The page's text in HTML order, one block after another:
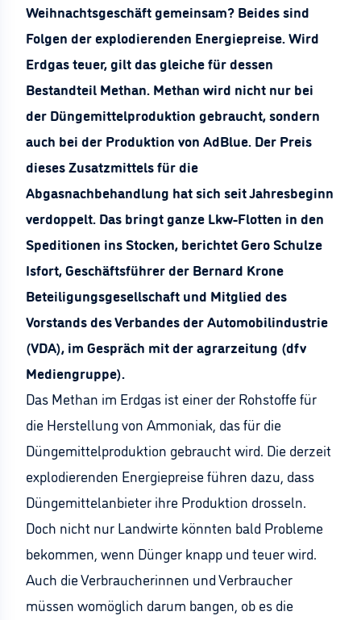
Weihnachtsgeschäft gemeinsam? Beides sind
Folgen der explodierenden Energiepreise. Wird
Erdgas teuer, gilt das gleiche für dessen
Bestandteil Methan. Methan wird nicht nur bei
der Düngemittelproduktion gebraucht, sondern
auch bei der Produktion von AdBlue. Der Preis
dieses Zusatzmittels für die
Abgasnachbehandlung hat sich seit Jahresbeginn
verdoppelt. Das bringt ganze Lkw-Flotten in den
Speditionen ins Stocken, berichtet Gero Schulze
Isfort, Geschäftsführer der Bernard Krone
Beteiligungsgesellschaft und Mitglied des
Vorstands des Verbandes der Automobilindustrie
(VDA), im Gespräch mit der agrarzeitung (dfv
Mediengruppe).
Das Methan im Erdgas ist einer der Rohstoffe für
die Herstellung von Ammoniak, das für die
Düngemittelproduktion gebraucht wird. Die derzeit
explodierenden Energiepreise führen dazu, dass
Düngemittelanbieter ihre Produktion drosseln.
Doch nicht nur Landwirte könnten bald Probleme
bekommen, wenn Dünger knapp und teuer wird.
Auch die Verbraucherinnen und Verbraucher
müssen womöglich darum bangen, ob es die